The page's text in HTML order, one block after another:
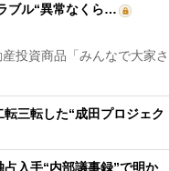
ブル“異常なくら…
投資商品「みんなで大家さ
転三転した“成田プロジェク
占入手“内部議事録”で明か